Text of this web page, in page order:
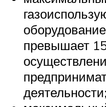
превышает
деятельности;